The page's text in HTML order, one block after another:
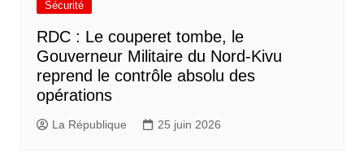
Sécurité
RDC : Le couperet tombe, le
Gouverneur Militaire du Nord-Kivu
reprend le contrôle absolu des
opérations
La République 25 juin 2026